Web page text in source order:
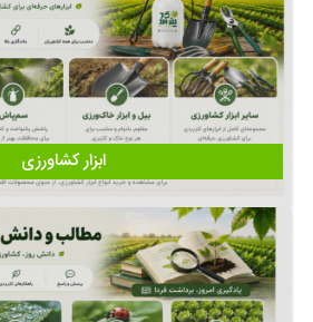
ابزار کشاورزی